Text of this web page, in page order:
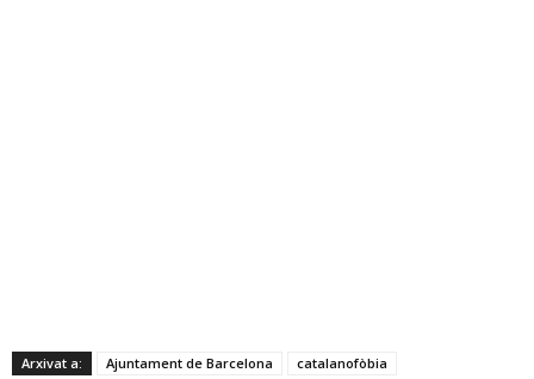
Arxivat a: Ajuntament de Barcelona
catalanofòbia